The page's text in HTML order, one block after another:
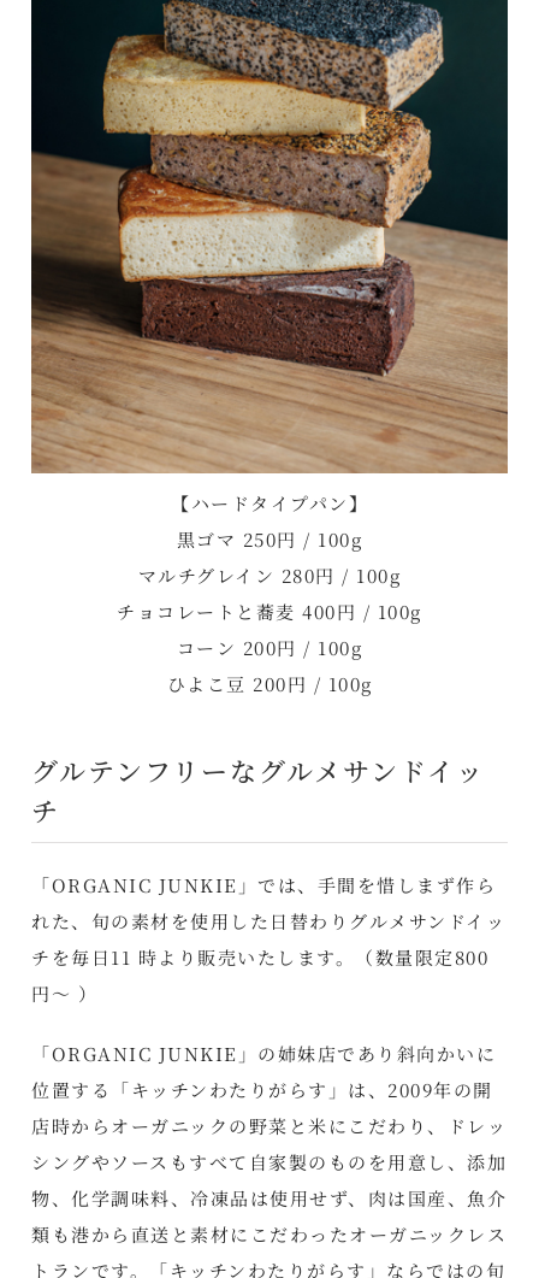
【ハードタイプパン】
黒ゴマ 250円 / 100g
マルチグレイン 280円 / 100g
チョコレートと蕎麦 400円 / 100g
コーン 200円 / 100g
ひよこ豆 200円 / 100g
グルテンフリーなグルメサンドイッ
チ
「ORGANIC JUNKIE」では、手間を惜しまず作ら
れた、旬の素材を使用した日替わりグルメサンドイッ
チを毎日11 時より販売いたします。（数量限定800
円～ ）
「ORGANIC JUNKIE」の姉妹店であり斜向かいに
位置する「キッチンわたりがらす」は、2009年の開
店時からオーガニックの野菜と米にこだわり、ドレッ
シングやソースもすべて自家製のものを用意し、添加
物、化学調味料、冷凍品は使用せず、肉は国産、魚介
類も港から直送と素材にこだわったオーガニックレス
トランです。「キッチンわたりがらす」ならではの旬